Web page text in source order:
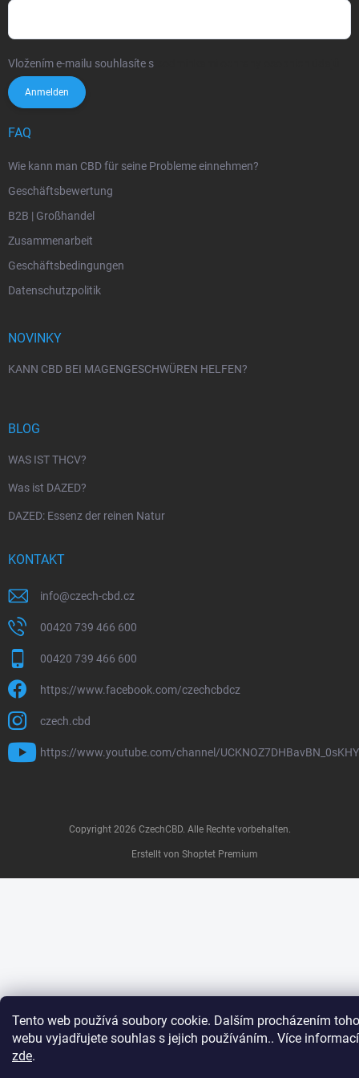
Tento web používá soubory cookie. Dalším procházením
webu vyjadřujete souhlas s jejich používáním.. Více informací
zde.
Vložením e-mailu souhlasíte s
Anmelden
FAQ
Wie kann man CBD für seine Probleme einnehmen?
Geschäftsbewertung
B2B | Großhandel
Zusammenarbeit
Geschäftsbedingungen
Datenschutzpolitik
NOVINKY
KANN CBD BEI MAGENGESCHWÜREN HELFEN?
BLOG
WAS IST THCV?
Was ist DAZED?
DAZED: Essenz der reinen Natur
KONTAKT
info@czech-cbd.cz
00420 739 466 600
00420 739 466 600
https://www.facebook.com/czechcbdcz
czech.cbd
https://www.youtube.com/channel/
Erstellt von Shoptet Premium
Copyright 2026 CzechCBD. Alle Rechte vorbehalten.